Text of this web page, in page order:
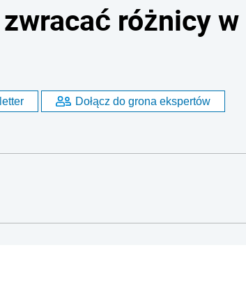
różnicy w
Dołącz do grona ekspertów